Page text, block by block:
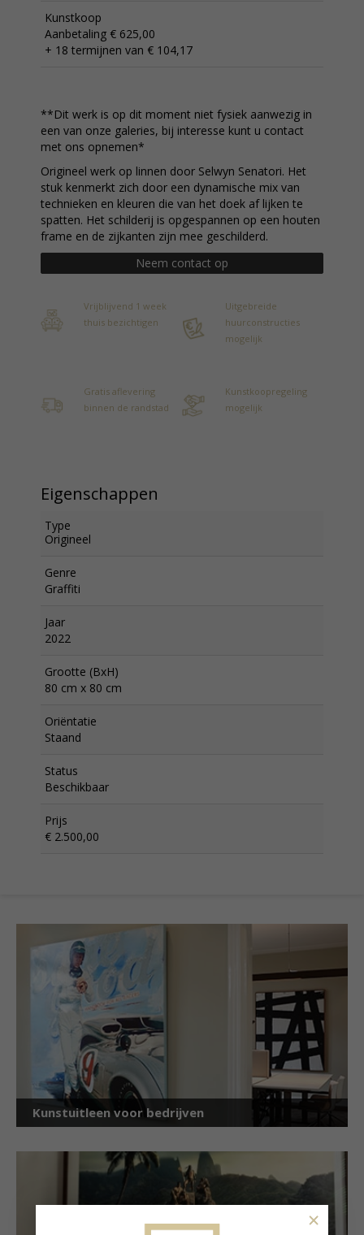
Kunstkoop
Aanbetaling € 625,00
+ 18 termijnen van € 104,17
**Dit werk is op dit moment niet fysiek aanwezig in
een van onze galeries, bij interesse kunt u contact
met ons opnemen*
Origineel werk op linnen door Selwyn Senatori. Het
stuk kenmerkt zich door een dynamische mix van
technieken en kleuren die van het doek af lijken te
spatten. Het schilderij is opgespannen op een houten
frame en de zijkanten zijn mee geschilderd.
Neem contact op
Vrijblijvend 1 week
thuis bezichtigen
Uitgebreide
huurconstructies
mogelijk
Gratis aflevering
binnen de randstad
Kunstkoopregeling
mogelijk
Eigenschappen
Type
Origineel
Genre
Graffiti
Jaar
2022
Grootte (BxH)
80 cm x 80 cm
Oriëntatie
Staand
Status
Beschikbaar
Prijs
€ 2.500,00
Kunstuitleen voor bedrijven
×